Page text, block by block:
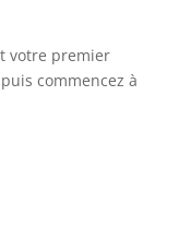
votre premier
commencez à